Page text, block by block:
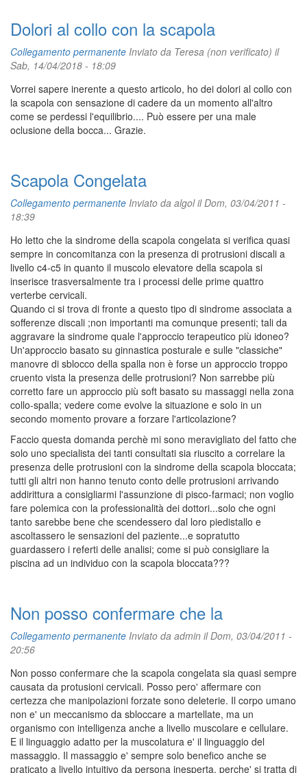
Dolori al collo con la scapola
Collegamento permanente Inviato da Teresa (non verificato) il
Sab, 14/04/2018 - 18:09
Vorrei sapere inerente a questo articolo, ho dei dolori al collo con
la scapola con sensazione di cadere da un momento all'altro
come se perdessi l'equilibrio.... Può essere per una male
oclusione della bocca... Grazie.
Scapola Congelata
Collegamento permanente Inviato da algolil Dom, 03/04/2011 -
18:39
Ho letto che la sindrome della scapola congelata si verifica quasi
sempre in concomitanza con la presenza di protrusioni discali a
livello c4-c5 in quanto il muscolo elevatore della scapola si
inserisce trasversalmente tra i processi delle prime quattro
verterbe cervicali.
Quando ci si trova di fronte a questo tipo di sindrome associata a
sofferenze discali ;non importanti ma comunque presenti; tali da
aggravare la sindrome quale l'approccio terapeutico più idoneo?
Un'approccio basato su ginnastica posturale e sulle "classiche"
manovre di sblocco della spalla non è forse un approccio troppo
cruento vista la presenza delle protrusioni? Non sarrebbe più
corretto fare un approccio più soft basato su massaggi nella zona
collo-spalla; vedere come evolve la situazione e solo in un
secondo momento provare a forzare l'articolazione?
Faccio questa domanda perchè mi sono meravigliato del fatto che
solo uno specialista dei tanti consultati sia riuscito a correlare la
presenza delle protrusioni con la sindrome della scapola bloccata;
tutti gli altri non hanno tenuto conto delle protrusioni arrivando
addirittura a consigliarmi l'assunzione di pisco-farmaci; non voglio
fare polemica con la professionalità dei dottori...solo che ogni
tanto sarebbe bene che scendessero dal loro piedistallo e
ascoltassero le sensazioni del paziente...e sopratutto
guardassero i referti delle analisi; come si può consigliare la
piscina ad un individuo con la scapola bloccata???
Non posso confermare che la
Collegamento permanente Inviato da admin il Dom, 03/04/2011 -
20:56
Non posso confermare che la scapola congelata sia quasi sempre
causata da protusioni cervicali. Posso pero' affermare con
certezza che manipolazioni forzate sono deleterie. Il corpo umano
non e' un meccanismo da sbloccare a martellate, ma un
organismo con intelligenza anche a livello muscolare e cellulare.
E il linguaggio adatto per la muscolatura e' il linguaggio del
massaggio. Il massaggio e' sempre solo benefico anche se
praticato a livello intuitivo da persona inesperta, perche' si tratta di